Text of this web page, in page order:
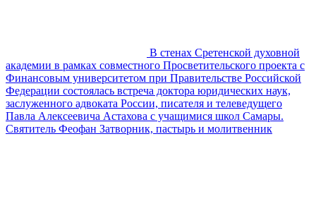
В стенах Сретенской духовной
академии в рамках совместного Просветительского проекта с
Финансовым университетом при Правительстве Российской
Федерации состоялась встреча доктора юридических наук,
заслуженного адвоката России, писателя и телеведущего
Павла Алексеевича Астахова с учащимися школ Самары.
Святитель Феофан Затворник, пастырь и молитвенник